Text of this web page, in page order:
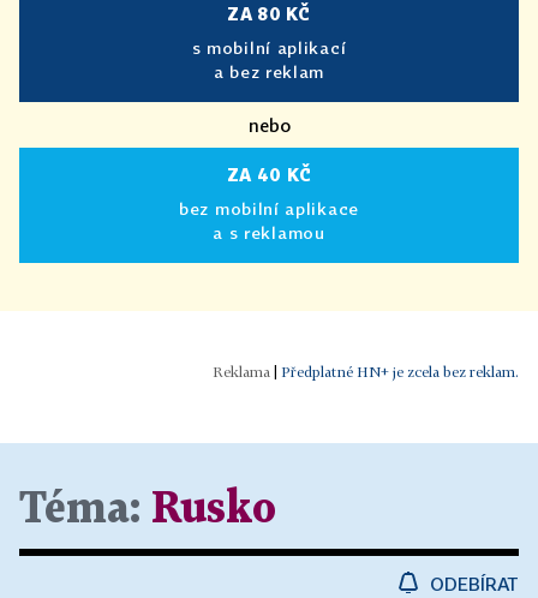
ZA 80 KČ
s mobilní aplikací
a bez reklam
nebo
ZA 40 KČ
bez mobilní aplikace
a s reklamou
Předplatné HN+ je zcela bez reklam.
Téma: Rusko
ODEBÍRAT